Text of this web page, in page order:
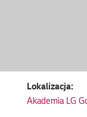
Lokalizacja:
Akademia LG